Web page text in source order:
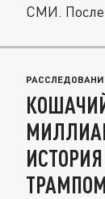
СМИ. После
ТРАМПОМ